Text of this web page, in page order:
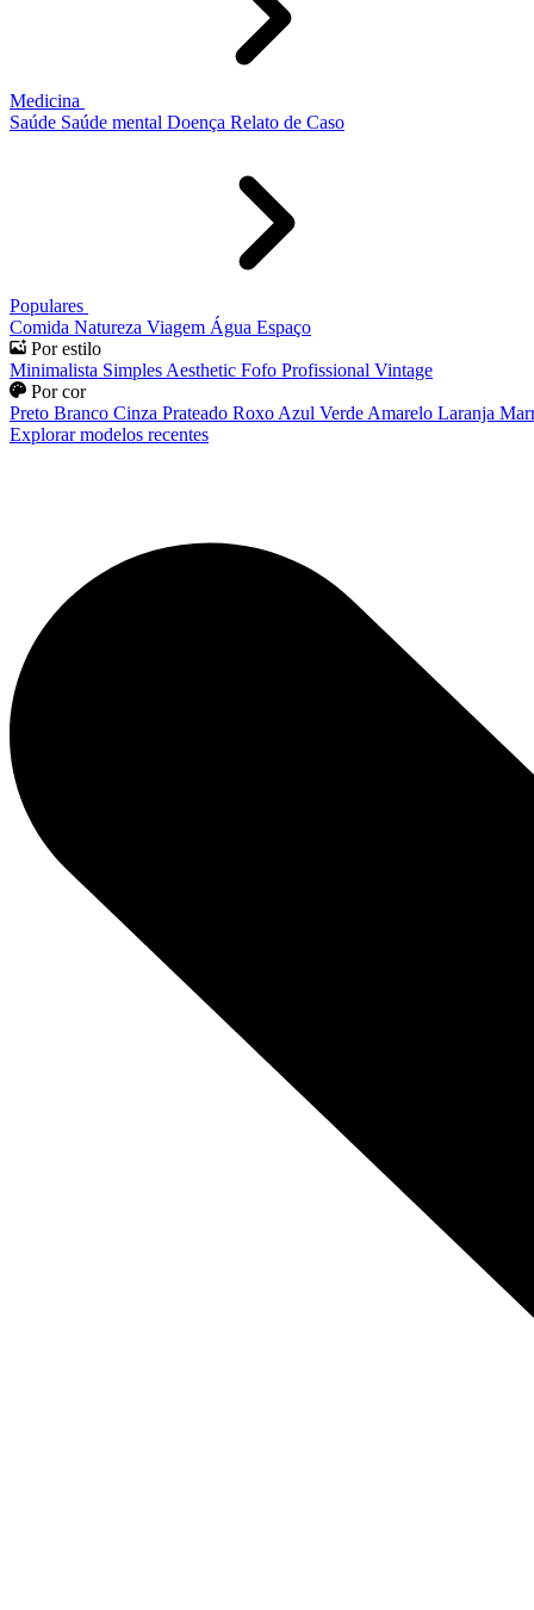
Medicina
Saúde Saúde mental Doença Relato de Caso
Populares
Comida Natureza Viagem Água Espaço
Por estilo
Minimalista Simples Aesthetic Fofo Profissional Vintage
Por cor
Preto Branco Cinza Prateado Roxo Azul Verde Amarelo Laranja
Explorar modelos recentes